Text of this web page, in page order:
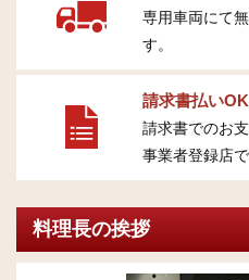
専用車両にて
す。
請求書払いOK
請求書でのお
事業者登録店で
料理長の挨拶